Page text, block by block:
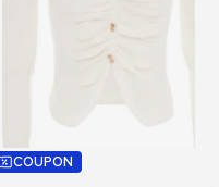
COUPON